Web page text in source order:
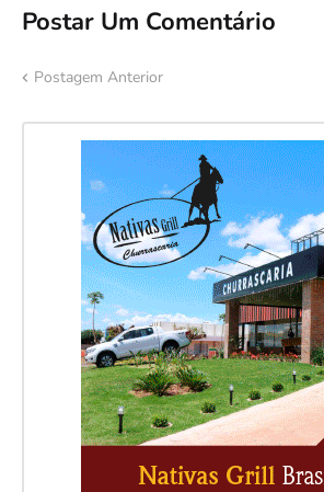
Postar Um Comentário
Postagem Anterior